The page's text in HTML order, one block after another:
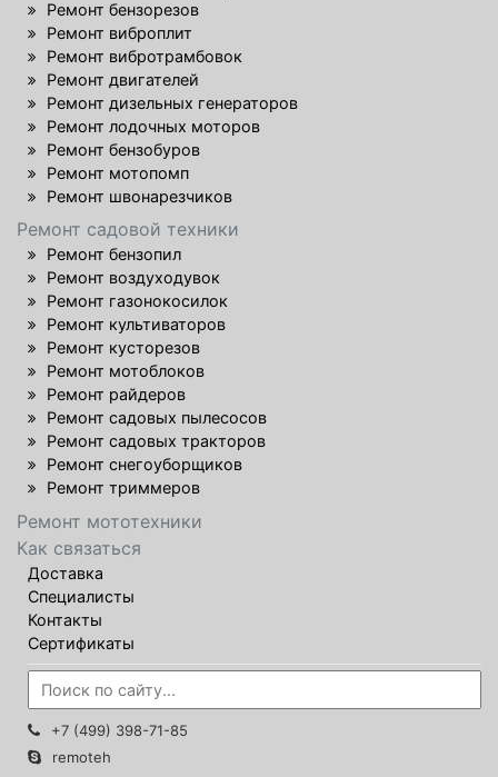
Ремонт бензорезов
Ремонт виброплит
Ремонт вибротрамбовок
Ремонт двигателей
Ремонт дизельных генераторов
Ремонт лодочных моторов
Ремонт бензобуров
Ремонт мотопомп
Ремонт швонарезчиков
Ремонт садовой техники
Ремонт бензопил
Ремонт воздуходувок
Ремонт газонокосилок
Ремонт культиваторов
Ремонт кусторезов
Ремонт мотоблоков
Ремонт райдеров
Ремонт садовых пылесосов
Ремонт садовых тракторов
Ремонт снегоуборщиков
Ремонт триммеров
Ремонт мототехники
Как связаться
Доставка
Специалисты
Контакты
Сертификаты
+7 (499) 398-71-85
remoteh